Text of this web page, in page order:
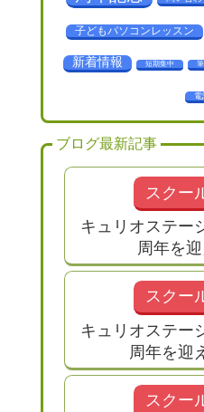
子どもパソコンレッスン
新着情報 短期集中
電
ブログ最新記事
スクー
キュリオステー
周年を迎
スクー
キュリオステー
周年を迎
スクー